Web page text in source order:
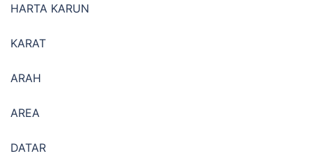
HARTA KARUN
KARAT
ARAH
AREA
DATAR